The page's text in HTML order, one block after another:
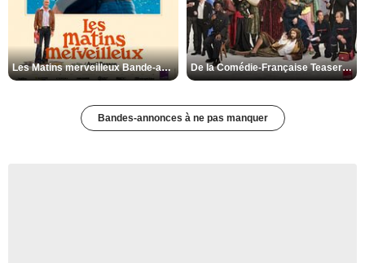
Les Matins merveilleux Bande-annonce VF De la Comédie-Française Teaser VF
Bandes-annonces à ne pas manquer